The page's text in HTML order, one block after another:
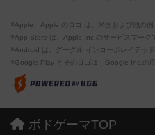
※Apple、Apple のロゴ は、米国および他の
※App Store は、Apple Inc.のサービスマーク
※Android は、グーグル インコーポレイテッ
※Google Play とそのロゴは、Google Inc.の
ボドゲーマTOP